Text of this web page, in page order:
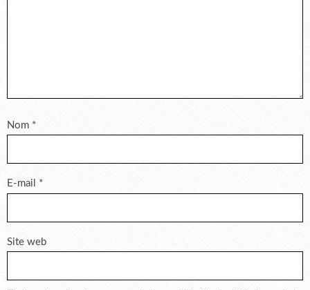
Nom *
E-mail *
Site web